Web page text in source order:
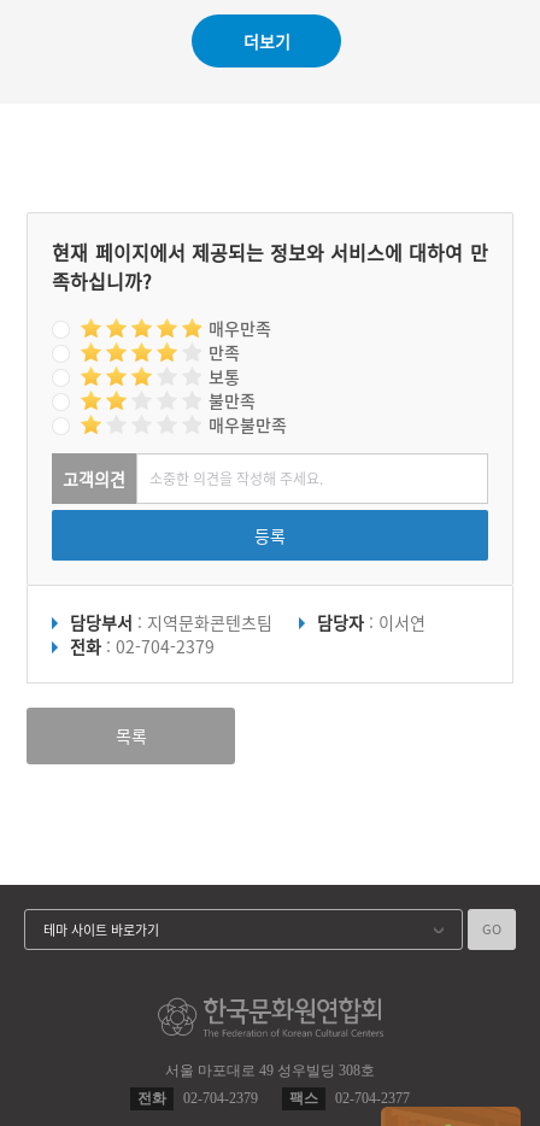
더보기
현재 페이지에서 제공되는 정보와 서비스에 대하여 만
족하십니까?
매우만족
만족
보통
불만족
매우불만족
고객의견
등록
담당부서 : 지역문화콘텐츠팀 담당자 : 이서연
전화 : 02-704-2379
목록
서울 마포대로 49 성우빌딩 308호
전화
02-704-2379 팩스 02-704-2377
테마 사이트 바로가기 GO